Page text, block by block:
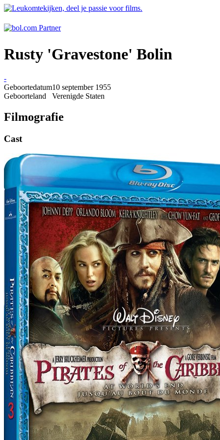
Rusty 'Gravestone' Bolin
-
Geboortedatum10 september 1955
Geboorteland
Verenigde Staten
Filmografie
Cast